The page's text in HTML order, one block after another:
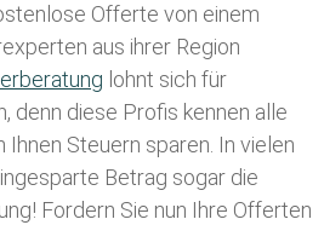
Offerte von einem
aus ihrer Region
lohnt sich für
denn diese Profis kennen alle
Steuern sparen. In vielen
Betrag sogar die
Fordern Sie nun Ihre Offerten